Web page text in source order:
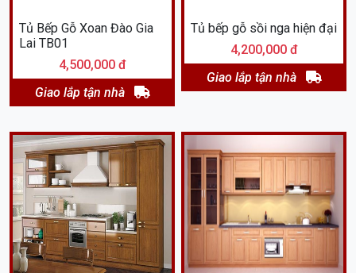
Tủ Bếp Gỗ Xoan Đào Gia
Lai TB01
4,500,000 đ
Giao lắp tận nhà
Tủ bếp gỗ sồi nga hiện đại
4,200,000 đ
Giao lắp tận nhà